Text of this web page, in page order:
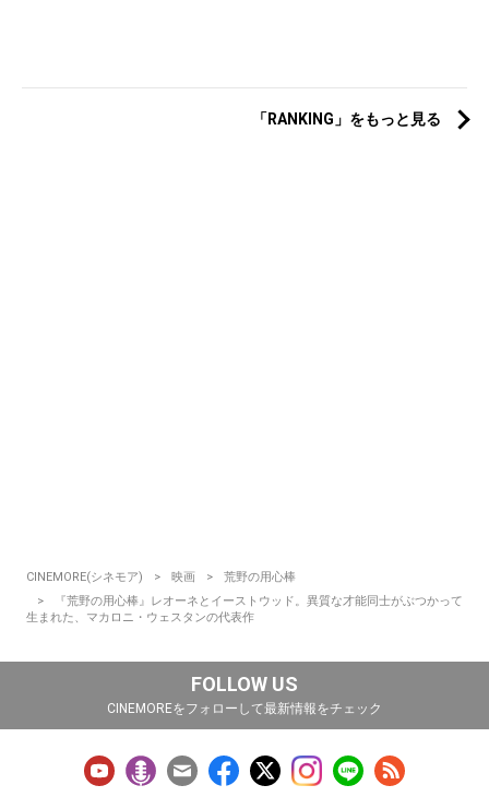
「RANKING」をもっと見る
CINEMORE(シネモア) 映画
荒野の用心棒
『荒野の用心棒』レオーネとイーストウッド。異質な才能同士がぶつかって
生まれた、マカロニ・ウェスタンの代表作
FOLLOW US
CINEMOREをフォローして最新情報をチェック